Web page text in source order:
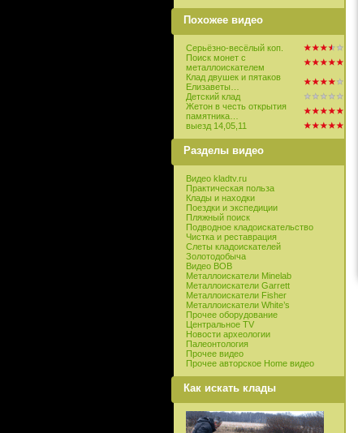
Похожее видео
Серьёзно-весёлый коп.
Поиск монет с
металлоискателем
Клад двушек и пятаков
Елизаветы…
Детский клад
Жетон в честь открытия
памятника…
выезд 14,05,11
Разделы видео
Видео kladtv.ru
Практическая польза
Клады и находки
Поездки и экспедиции
Пляжный поиск
Подводное кладоискательство
Чистка и реставрация
Слеты кладоискателей
Золотодобыча
Видео ВОВ
Металлоискатели Minelab
Металлоискатели Garrett
Металлоискатели Fisher
Металлоискатели White’s
Прочее оборудование
Центральное TV
Новости археологии
Палеонтология
Прочее видео
Прочее авторское Home видео
Как искать клады